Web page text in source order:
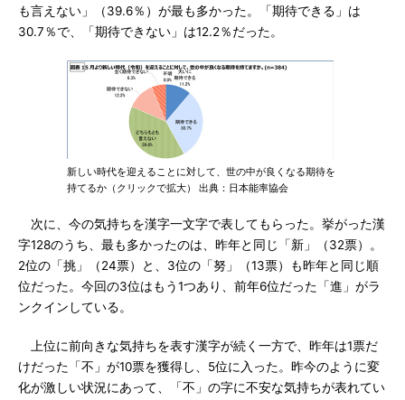
も言えない」（39.6％）が最も多かった。「期待できる」は
30.7％で、「期待できない」は12.2％だった。
新しい時代を迎えることに対して、世の中が良くなる期待を
持てるか（クリックで拡大） 出典：日本能率協会
次に、今の気持ちを漢字一文字で表してもらった。挙がった漢
字128のうち、最も多かったのは、昨年と同じ「新」（32票）。
2位の「挑」（24票）と、3位の「努」（13票）も昨年と同じ順
位だった。今回の3位はもう1つあり、前年6位だった「進」がラ
ンクインしている。
上位に前向きな気持ちを表す漢字が続く一方で、昨年は1票だ
けだった「不」が10票を獲得し、5位に入った。昨今のように変
化が激しい状況にあって、「不」の字に不安な気持ちが表れてい